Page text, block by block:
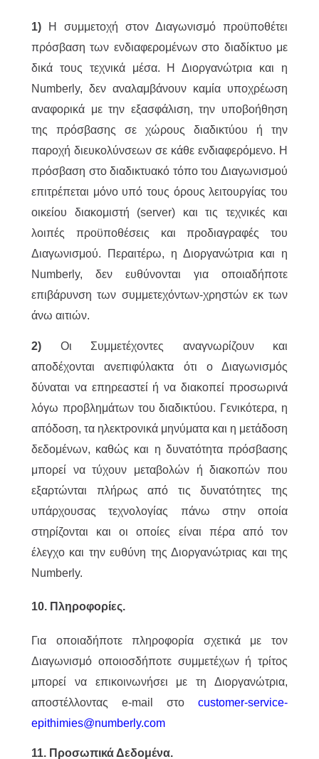
1) Η συμμετοχή στον Διαγωνισμό προϋποθέτει
πρόσβαση των ενδιαφερομένων στο διαδίκτυο με
δικά τους τεχνικά μέσα. Η Διοργανώτρια και η
Numberly, δεν αναλαμβάνουν καμία υποχρέωση
αναφορικά με την εξασφάλιση, την υποβοήθηση
της πρόσβασης σε χώρους διαδικτύου ή την
παροχή διευκολύνσεων σε κάθε ενδιαφερόμενο. Η
πρόσβαση στο διαδικτυακό τόπο του Διαγωνισμού
επιτρέπεται μόνο υπό τους όρους λειτουργίας του
οικείου διακομιστή (server) και τις τεχνικές και
λοιπές προϋποθέσεις και προδιαγραφές του
Διαγωνισμού. Περαιτέρω, η Διοργανώτρια και η
Numberly, δεν ευθύνονται για οποιαδήποτε
επιβάρυνση των συμμετεχόντων-χρηστών εκ των
άνω αιτιών.
2) Οι Συμμετέχοντες αναγνωρίζουν και
αποδέχονται ανεπιφύλακτα ότι ο Διαγωνισμός
δύναται να επηρεαστεί ή να διακοπεί προσωρινά
λόγω προβλημάτων του διαδικτύου. Γενικότερα, η
απόδοση, τα ηλεκτρονικά μηνύματα και η μετάδοση
δεδομένων, καθώς και η δυνατότητα πρόσβασης
μπορεί να τύχουν μεταβολών ή διακοπών που
εξαρτώνται πλήρως από τις δυνατότητες της
υπάρχουσας τεχνολογίας πάνω στην οποία
στηρίζονται και οι οποίες είναι πέρα από τον
έλεγχο και την ευθύνη της Διοργανώτριας και της
Numberly.
10. Πληροφορίες.
Για οποιαδήποτε πληροφορία σχετικά με τον
Διαγωνισμό οποιοσδήποτε συμμετέχων ή τρίτος
μπορεί να επικοινωνήσει με τη Διοργανώτρια,
αποστέλλοντας e-mail στο customer-service-
epithimies@numberly.com
11. Προσωπικά Δεδομένα.